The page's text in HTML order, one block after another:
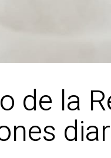
de la